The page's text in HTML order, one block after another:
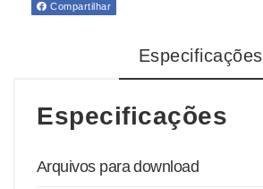
Compartilhar
Especificações
Especificações
Arquivos para download